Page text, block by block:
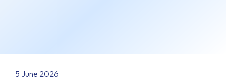
5 June 2026